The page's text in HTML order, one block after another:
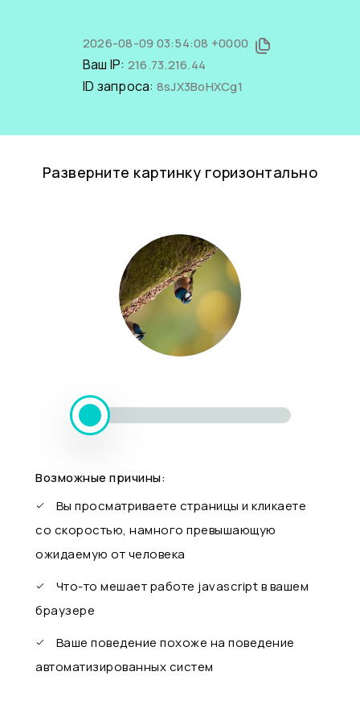
2026-08-09 03:54:08 +0000
Ваш IP: 216.73.216.44
ID запроса: 8sJX3BoHXCg1
Разверните картинку горизонтально
Возможные причины:
Вы просматриваете страницы и кликаете
со скоростью, намного превышающую
ожидаемую от человека
Что-то мешает работе javascript в вашем
браузере
Ваше поведение похоже на поведение
автоматизированных систем